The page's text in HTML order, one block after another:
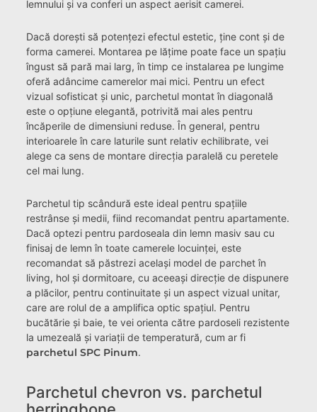
lemnului și va conferi un aspect aerisit camerei.
Dacă dorești să potențezi efectul estetic, ține cont și de
forma camerei. Montarea pe lățime poate face un spațiu
îngust să pară mai larg, în timp ce instalarea pe lungime
oferă adâncime camerelor mai mici. Pentru un efect
vizual sofisticat și unic, parchetul montat în diagonală
este o opțiune elegantă, potrivită mai ales pentru
încăperile de dimensiuni reduse. În general, pentru
interioarele în care laturile sunt relativ echilibrate, vei
alege ca sens de montare direcția paralelă cu peretele
cel mai lung.
Parchetul tip scândură este ideal pentru spațiile
restrânse și medii, fiind recomandat pentru apartamente.
Dacă optezi pentru pardoseala din lemn masiv sau cu
finisaj de lemn în toate camerele locuinței, este
recomandat să păstrezi același model de parchet în
living, hol și dormitoare, cu aceeași direcție de dispunere
a plăcilor, pentru continuitate și un aspect vizual unitar,
care are rolul de a amplifica optic spațiul. Pentru
bucătărie și baie, te vei orienta către pardoseli rezistente
la umezeală și variații de temperatură, cum ar fi
parchetul SPC Pinum.
Parchetul chevron vs. parchetul